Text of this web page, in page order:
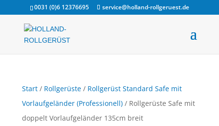
0031 (0)6 12376695 service@holland-rollgeruest.de
Start/ Rollgerüste/ Rollgerüst Standard Safe mit
Vorlaufgeländer (Professionell)/ Rollgerüste Safe mit
doppelt Vorlaufgeländer 135cm breit